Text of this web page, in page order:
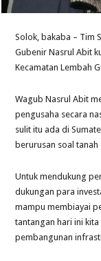
Solok, bakaba – Tim
Gubenir Nasrul Abit
Kecamatan Lembah
Wagub Nasrul Abit
pengusaha secara
sulit itu ada di
berurusan soal
Untuk mendukung
dukungan para
mampu membiayai
tantangan hari ini
pembangunan